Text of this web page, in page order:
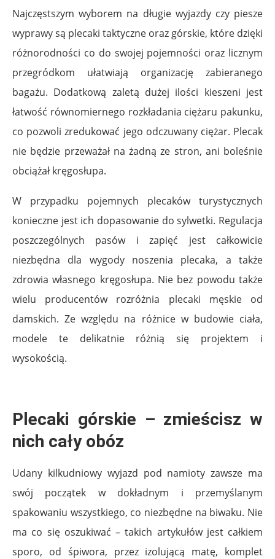
Najczęstszym wyborem na długie wyjazdy czy piesze
wyprawy są plecaki taktyczne oraz górskie, które dzięki
różnorodności co do swojej pojemności oraz licznym
przegródkom ułatwiają organizację zabieranego
bagażu. Dodatkową zaletą dużej ilości kieszeni jest
łatwość równomiernego rozkładania ciężaru pakunku,
co pozwoli zredukować jego odczuwany ciężar. Plecak
nie będzie przeważał na żadną ze stron, ani boleśnie
obciążał kręgosłupa.
W przypadku pojemnych plecaków turystycznych
konieczne jest ich dopasowanie do sylwetki. Regulacja
poszczególnych pasów i zapięć jest całkowicie
niezbędna dla wygody noszenia plecaka, a także
zdrowia własnego kręgosłupa. Nie bez powodu także
wielu producentów rozróżnia plecaki męskie od
damskich. Ze względu na różnice w budowie ciała,
modele te delikatnie różnią się projektem i
wysokością.
Plecaki górskie – zmieścisz w
nich cały obóz
Udany kilkudniowy wyjazd pod namioty zawsze ma
swój początek w dokładnym i przemyślanym
spakowaniu wszystkiego, co niezbędne na biwaku. Nie
ma co się oszukiwać – takich artykułów jest całkiem
sporo, od śpiwora, przez izolującą matę, komplet